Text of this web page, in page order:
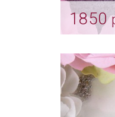
1850
с
Арт: